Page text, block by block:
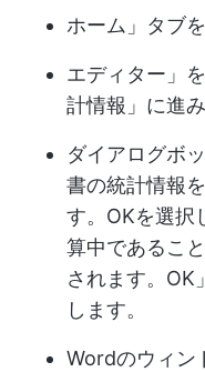
ホーム」タブ
エディター」
計情報」に進み
ダイアログボ
書の統計情報
す。OKを選択
算中であるこ
されます。OK
します。
Wordのウィン